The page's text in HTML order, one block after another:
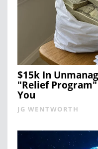
$15k In
"Relief
You
JG WENTWORTH